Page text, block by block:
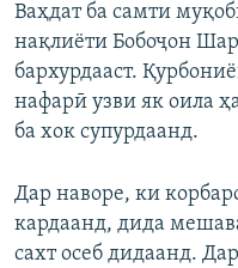
Ваҳдат ба самти
нақлиёти Бобоҷон
бархурдааст.
нафарӣ узви як оила
ба хок супурдаанд.
Дар наворе, ки
кардаанд, дида
сахт осеб дидаанд.